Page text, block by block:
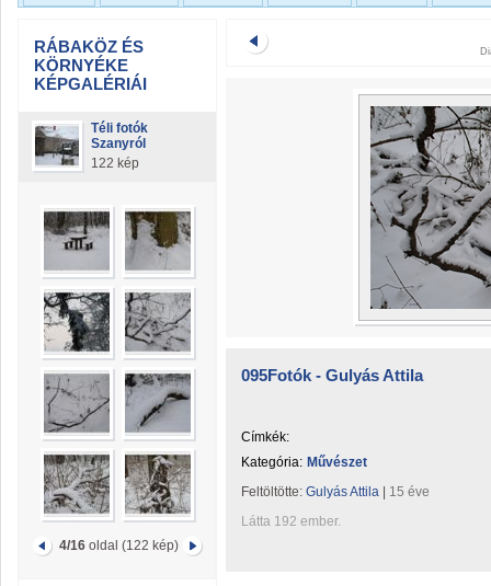
RÁBAKÖZ ÉS
KÖRNYÉKE
KÉPGALÉRIÁI
Téli fotók
Szanyról
122 kép
4/16oldal (122 kép)
095Fotók - Gulyás Attila
Címkék:
Kategória: Művészet
Feltöltötte: Gulyás Attila
15 éve
Látta 192 ember.